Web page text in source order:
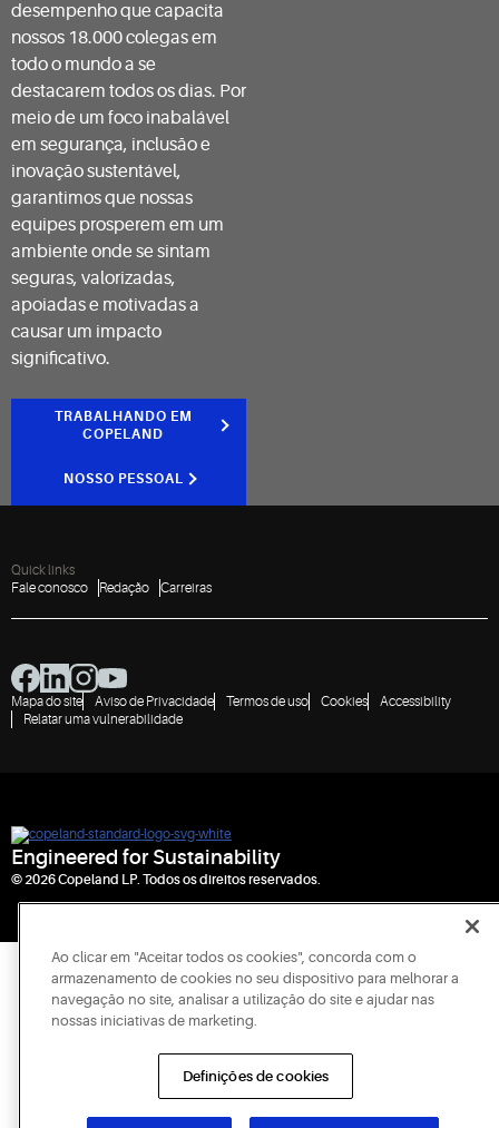
desempenho que capacita
nossos 18.000 colegas em
todo o mundo a se
destacarem todos os dias. Por
meio de um foco inabalável
em segurança, inclusão e
inovação sustentável,
garantimos que nossas
equipes prosperem em um
ambiente onde se sintam
seguras, valorizadas,
apoiadas e motivadas a
causar um impacto
significativo.
TRABALHANDO EM
COPELAND
NOSSO PESSOAL
Quick links
Fale conosco
Redação Carreiras
Mapa do site Aviso de Privacidade Termos de uso Cookies
Accessibility
Relatar uma vulnerabilidade
Engineered for Sustainability
© 2026 Copeland LP. Todos os direitos reservados.
Ao clicar em "Aceitar todos os cookies", concorda com o
armazenamento de cookies no seu dispositivo para melhorar a
navegação no site, analisar a utilização do site e ajudar nas
nossas iniciativas de marketing.
Definições de cookies